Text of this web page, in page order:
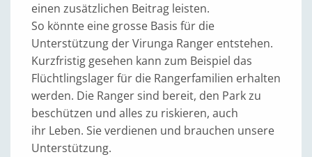
einen zusätzlichen Beitrag leisten.
So könnte eine grosse Basis für die
Unterstützung der Virunga Ranger entstehen.
Kurzfristig gesehen kann zum Beispiel das
Flüchtlingslager für die Rangerfamilien erhalten
werden. Die Ranger sind bereit, den Park zu
beschützen und alles zu riskieren, auch
ihr Leben. Sie verdienen und brauchen unsere
Unterstützung.